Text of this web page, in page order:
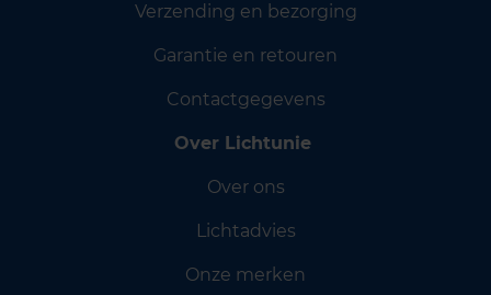
Verzending en bezorging
Garantie en retouren
Contactgegevens
Over Lichtunie
Over ons
Lichtadvies
Onze merken